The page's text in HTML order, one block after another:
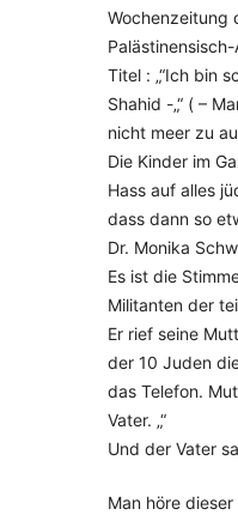
Wochenzeitung
Titel : „“Ich bin
Shahid -„“ ( –
nicht meer zu
Die Kinder im
Hass auf alles
dass dann so
Dr. Monika
Es ist die
Militanten der
Er rief seine
der 10 Juden
das Telefon.
Vater. „“
Und der Vater
Man höre dieser